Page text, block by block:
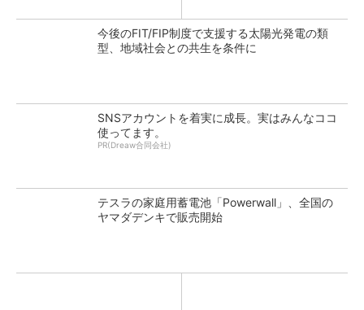
今後のFIT/FIP制度で支援する太陽光発電の類
型、地域社会との共生を条件に
SNSアカウントを着実に成長。実はみんなココ
使ってます。
PR(Dreaw合同会社)
テスラの家庭用蓄電池「Powerwall」、全国の
ヤマダデンキで販売開始